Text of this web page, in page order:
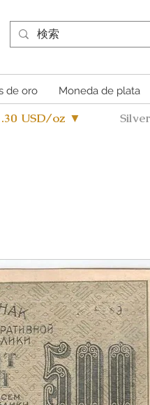
de oro Moneda de plata
USD/oz ▼